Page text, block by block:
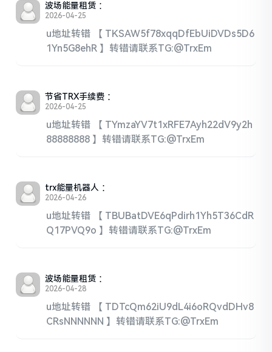
波场能量租赁 ：
2026-04-25
u地址转错 【 TKSAW5f78xqqDfEbUiDVDs5D6
1Yn5G8ehR 】转错请联系TG:@TrxEm
节省TRX手续费 ：
2026-04-25
u地址转错 【 TYmzaYV7t1xRFE7Ayh22dV9y2h
88888888 】转错请联系TG:@TrxEm
trx能量机器人 ：
2026-04-26
u地址转错 【 TBUBatDVE6qPdirh1Yh5T36CdR
Q17PVQ9o 】转错请联系TG:@TrxEm
波场能量租赁 ：
2026-04-28
u地址转错 【 TDTcQm62iU9dL4i6oRQvdDHv8
CRsNNNNNN 】转错请联系TG:@TrxEm